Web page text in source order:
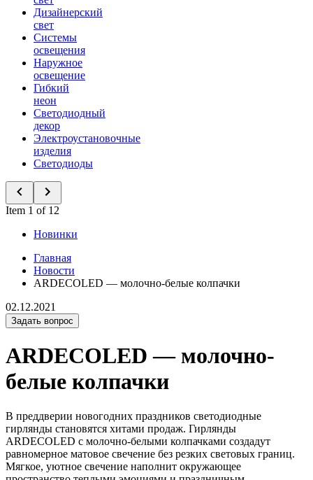
Дизайнерский
свет
Системы
освещения
Наружное
освещение
Гибкий
неон
Светодиодный
декор
Электроустановочные
изделия
Светодиоды
Item 1 of 12
Новинки
Главная
Новости
ARDECOLED — молочно-белые колпачки
02.12.2021
Задать вопрос
ARDECOLED — молочно-
белые колпачки
В преддверии новогодних праздников светодиодные
гирлянды становятся хитами продаж. Гирлянды
ARDECOLED с молочно-белыми колпачками создадут
равномерное матовое свечение без резких световых границ.
Мягкое, уютное свечение наполнит окружающее